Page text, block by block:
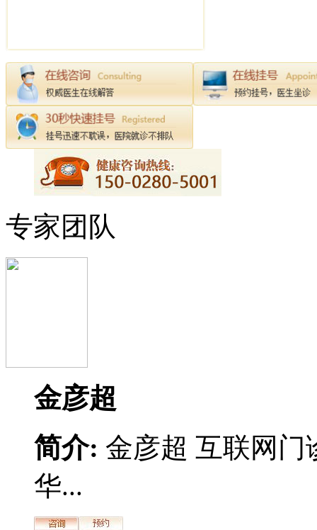
专家团队
金彦超
简介: 金彦超 互联网门
华...